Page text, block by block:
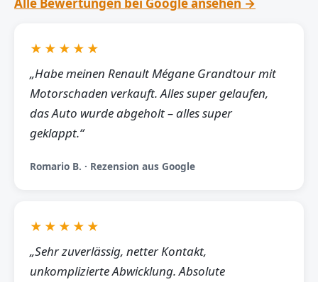
★★★★★
„Habe meinen Renault Mégane Grandtour mit
Motorschaden verkauft. Alles super gelaufen,
das Auto wurde abgeholt – alles super
geklappt.“
Romario B. · Rezension aus Google
★★★★★
„Sehr zuverlässig, netter Kontakt,
unkomplizierte Abwicklung. Absolute